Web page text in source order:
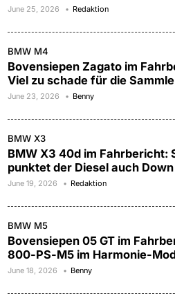
June 25, 2026 Redaktion
BMW M4
Bovensiepen Zagato im
Viel zu schade für die
June 23, 2026 Benny
BMW X3
BMW X3 40d im Fahrbericht:
punktet der Diesel auch
June 19, 2026 Redaktion
BMW M5
Bovensiepen 05 GT im
800-PS-M5 im Harmonie-
June 18, 2026 Benny